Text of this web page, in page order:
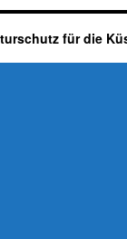
für die